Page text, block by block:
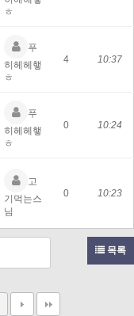
ㅎ
푸
히헤헤햏
ㅎ
4 10:37
푸
히헤헤햏
ㅎ
0 10:24
고
기먹는스
님
0 10:23
목록